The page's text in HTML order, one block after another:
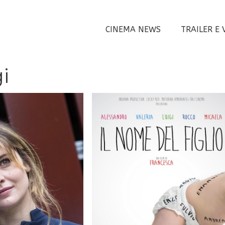
CINEMA NEWS TRAILER E